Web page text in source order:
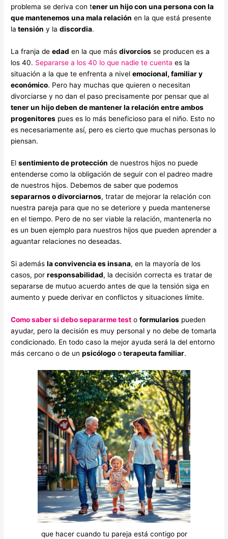
problema se deriva con tener un hijo con una persona con la
que mantenemos una mala relación en la que está presente
la tensión y ladiscordia.
La franja deedad en la que másdivorcios se producen es a
los 40. Separarse a los 40 lo que nadie te cuenta es la
situación a la que te enfrenta a nivelemocional, familiar y
económico. Pero hay muchas que quieren o necesitan
divorciarse y no dan el paso precisamente por pensar que al
tener un hijo deben de mantener la relación entre ambos
progenitores pues es lo más beneficioso para el niño. Esto no
es necesariamente así, pero es cierto que muchas personas lo
piensan.
Elsentimiento de protección de nuestros hijos no puede
entenderse como la obligación de seguir con el padreo madre
de nuestros hijos. Debemos de saber que podemos
separarnos o divorciarnos, tratar de mejorar la relación con
nuestra pareja para que no se deteriore y pueda mantenerse
en el tiempo. Pero de no ser viable la relación, mantenerla no
es un buen ejemplo para nuestros hijos que pueden aprender a
aguantar relaciones no deseadas.
Si ademásla convivencia es insana, en la mayoría de los
casos, porresponsabilidad, la decisión correcta es tratar de
separarse de mutuo acuerdo antes de que la tensión siga en
aumento y puede derivar en conflictos y situaciones límite.
Como saber si debo separarme test oformularios pueden
ayudar, pero la decisión es muy personal y no debe de tomarla
condicionado. En todo caso la mejor ayuda será la del entorno
más cercano o de unpsicólogo oterapeuta familiar.
que hacer cuando tu pareja está contigo por